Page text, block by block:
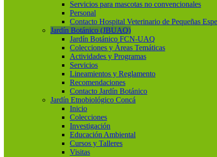
Servicios para mascotas no convencionales
Personal
Contacto Hospital Veterinario de Pequeñas
Jardín Botánico (JBUAQ)
Jardín Botánico FCN-UAQ
Colecciones y Áreas Temáticas
Actividades y Programas
Servicios
Lineamientos y Reglamento
Recomendaciones
Contacto Jardín Botánico
Jardín Etnobiológico Concá
Inicio
Colecciones
Investigación
Educación Ambiental
Cursos y Talleres
Visitas